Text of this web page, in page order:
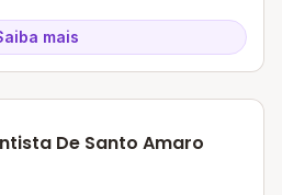
mais
De Santo Amaro